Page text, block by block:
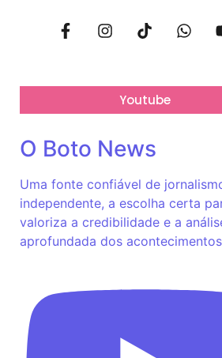
Youtube
O Boto News
Uma fonte confiável de
independente, a escolha certa
valoriza a credibilidade e a
aprofundada dos